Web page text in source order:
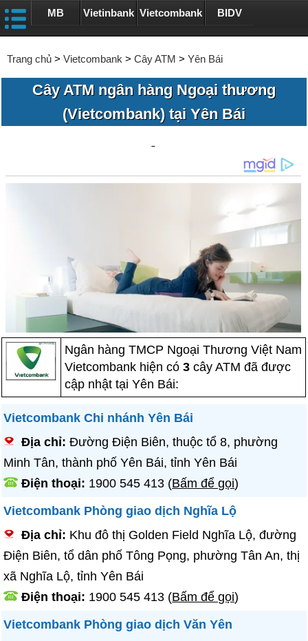
MB Vietinbank Vietcombank BIDV
Trang chủ > Vietcombank > Cây ATM > Yên Bái
Cây ATM ngân hàng Ngoại thương
(Vietcombank) tại Yên Bái
Ngân hàng TMCP Ngoại Thương Việt Nam
Vietcombank hiện có3 cây ATM đã được
cập nhật tại Yên Bái:
Vietcombank Chi nhánh Yên Bái
Địa chỉ:Đường Điện Biên, thuộc tổ 8, phường
Minh Tân, thành phố Yên Bái, tỉnh Yên Bái
Điện thoại: 1900 545 413 (Bấm để gọi)
Vietcombank Phòng giao dịch Nghĩa Lộ
Địa chỉ: Khu đô thị Golden Field Nghĩa Lộ, đường
Điện Biên, tổ dân phố Tông Pọng, phường Tân An, thị
xã Nghĩa Lộ, tỉnh Yên Bái
Điện thoại: 1900 545 413 (Bấm để gọi)
Vietcombank Phòng giao dịch Văn Yên